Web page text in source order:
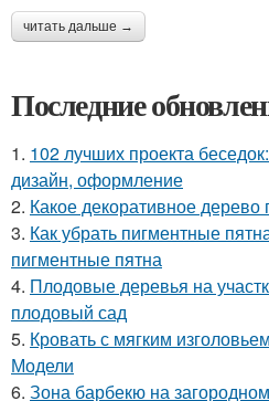
читать дальше →
Последние
1. 102 лучших проекта
дизайн, оформление
2. Какое декоративное
3. Как убрать пигментные
пигментные пятна
4. Плодовые деревья на
плодовый сад
5. Кровать с мягким
Модели
6. Зона барбекю на